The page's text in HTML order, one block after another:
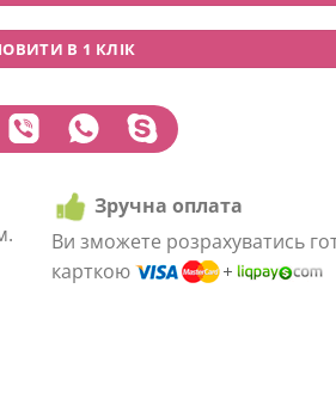
В 1 КЛІК
Зручна оплата
Ви зможете розрахуватись
карткою